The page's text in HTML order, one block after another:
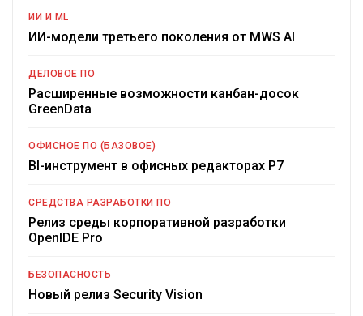
ИИ И ML
ИИ-модели третьего поколения от MWS AI
ДЕЛОВОЕ ПО
Расширенные возможности канбан-досок
GreenData
ОФИСНОЕ ПО (БАЗОВОЕ)
BI-инструмент в офисных редакторах Р7
СРЕДСТВА РАЗРАБОТКИ ПО
Релиз среды корпоративной разработки
OpenIDE Pro
БЕЗОПАСНОСТЬ
Новый релиз Security Vision